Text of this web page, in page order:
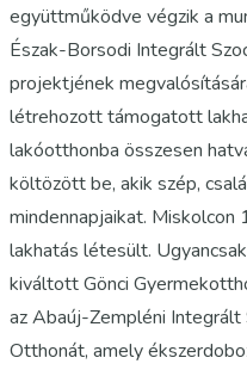
együttműködve végzik a
Észak-Borsodi Integrált
projektjének
létrehozott támogatott
lakóotthonba összesen
költözött be, akik szép,
mindennapjaikat.
lakhatás létesült.
kiváltott Gönci
az Abaúj-Zempléni Integrált
Otthonát, amely